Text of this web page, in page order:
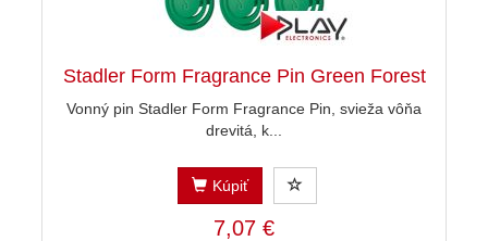
Stadler Form Fragrance Pin Green Forest
Vonný pin Stadler Form Fragrance Pin, svieža vôňa
drevitá, k...
Kúpiť
7,07 €